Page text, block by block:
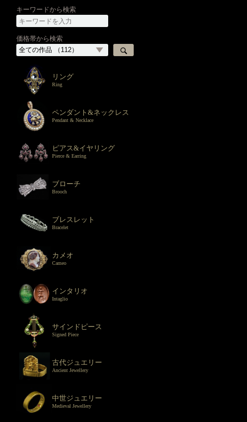
キーワードから検索
価格帯から検索
リング
Ring
ペンダント&ネックレス
Pendant & Necklace
ピアス&イヤリング
Pierce & Earring
ブローチ
Brooch
ブレスレット
Bracelet
カメオ
Cameo
インタリオ
Intaglio
サインドピース
Signed Piece
古代ジュエリー
Ancient Jewellery
中世ジュエリー
Medieval Jewellery